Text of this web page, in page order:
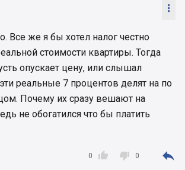

Все же я бы хотел налог честно
стоимости квартиры. Тогда
опускает цену, или слышал
реальные 7 процентов делят на по
Почему их сразу вешают на
не обогатился что бы платить

0  0 